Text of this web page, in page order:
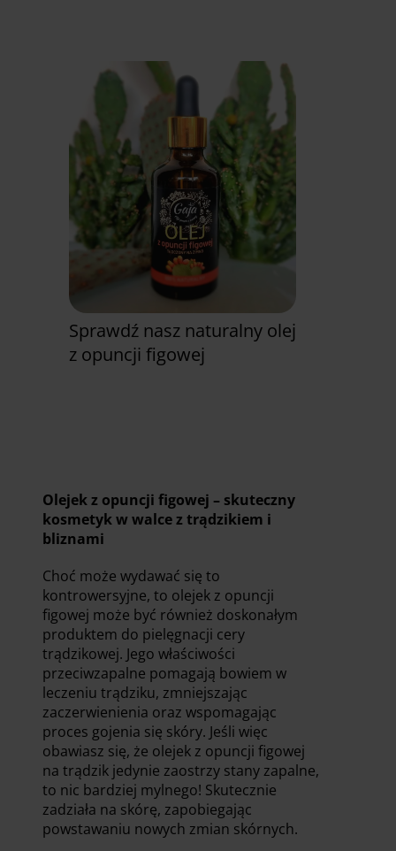
Sprawdź nasz naturalny olej
z opuncji figowej
Olejek z opuncji figowej – skuteczny
kosmetyk w walce z trądzikiem i
bliznami
Choć może wydawać się to
kontrowersyjne, to olejek z opuncji
figowej może być również doskonałym
produktem do pielęgnacji cery
trądzikowej. Jego właściwości
przeciwzapalne pomagają bowiem w
leczeniu trądziku, zmniejszając
zaczerwienienia oraz wspomagając
proces gojenia się skóry. Jeśli więc
obawiasz się, że olejek z opuncji figowej
na trądzik jedynie zaostrzy stany zapalne,
to nic bardziej mylnego! Skutecznie
zadziała na skórę, zapobiegając
powstawaniu nowych zmian skórnych.